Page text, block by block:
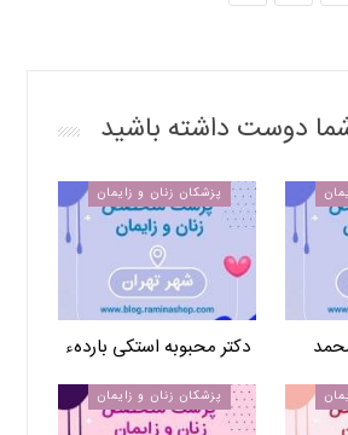
دوست داشته باشید
پزشکان زنان و زایمان
دکتر محبوبه استکی باردهء
پزشکان زنان و زایمان